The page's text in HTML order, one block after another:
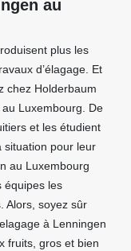
au
plus les
d’élagage. Et
chez Holderbaum
Luxembourg. De
et les étudient
situation pour leur
au Luxembourg
équipes les
Alors, soyez sûr
à Lenningen
fruits, gros et bien